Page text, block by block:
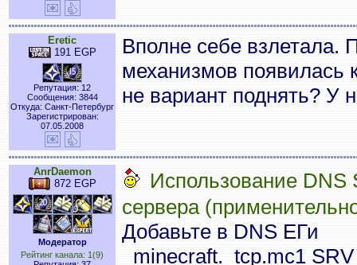
Eretic
191 EGP
Репутация: 12
Сообщения: 3844
Откуда: Санкт-Петербург
Зарегистрирован:
07.05.2008
Вполне себе взлетала.
механизмов появилась
не вариант поднять? У
AnrDaemon
872 EGP
Модератор
Рейтинг канала: 1(9)
Использование DNS
сервера
Добавьте в DNS ЕГи
_minecraft._tcp.mc1